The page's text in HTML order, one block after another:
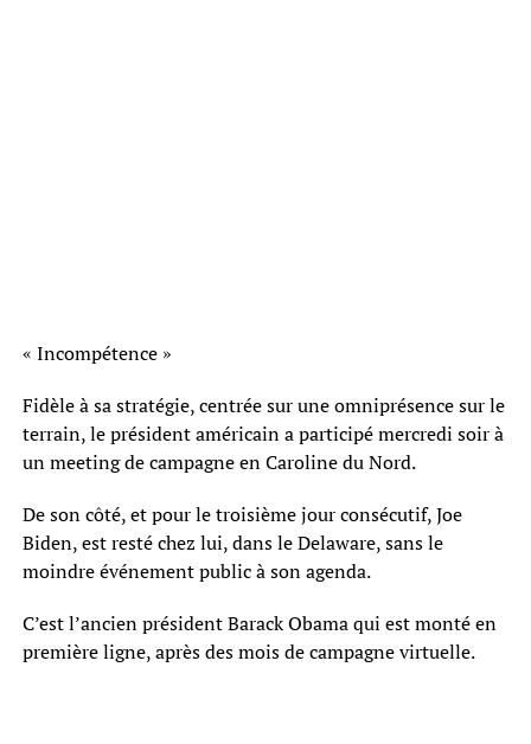
« Incompétence »
Fidèle à sa stratégie, centrée sur une omniprésence sur le
terrain, le président américain a participé mercredi soir à
un meeting de campagne en Caroline du Nord.
De son côté, et pour le troisième jour consécutif, Joe
Biden, est resté chez lui, dans le Delaware, sans le
moindre événement public à son agenda.
C’est l’ancien président Barack Obama qui est monté en
première ligne, après des mois de campagne virtuelle.